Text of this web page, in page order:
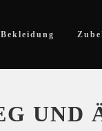
Bekleidung
UND